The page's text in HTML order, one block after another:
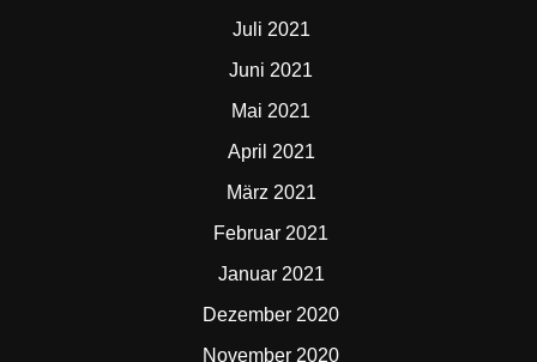
Juli 2021
Juni 2021
Mai 2021
April 2021
März 2021
Februar 2021
Januar 2021
Dezember 2020
November 2020